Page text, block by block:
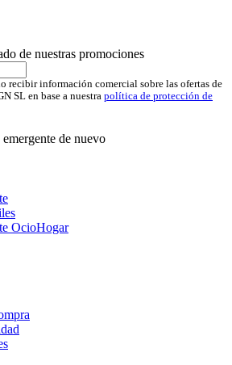
de nuestras promociones
recibir información comercial sobre las ofertas de
SL en base a nuestra política de protección de
de nuevo
OcioHogar